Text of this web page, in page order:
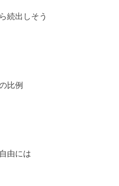
続出しそう
比例
由には